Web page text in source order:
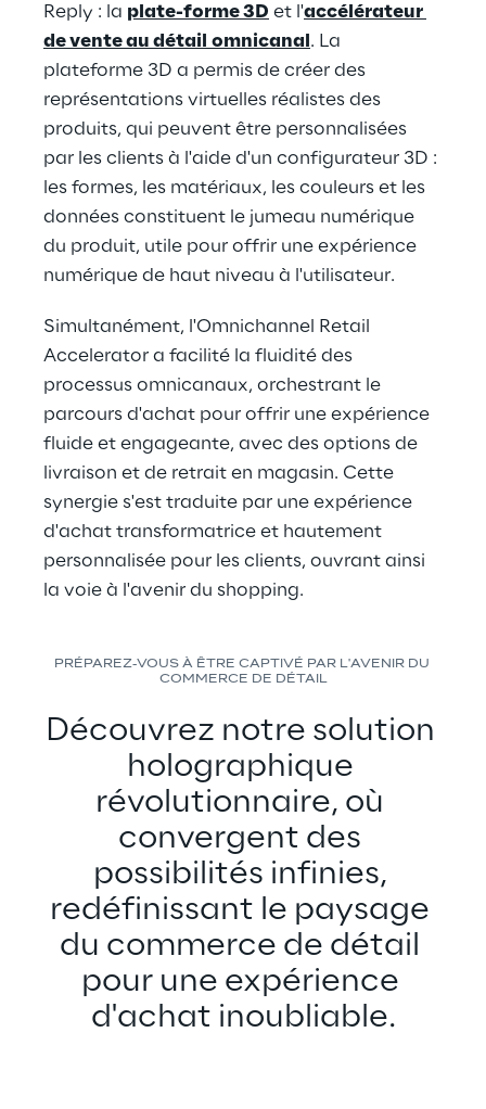
Reply : la plate-forme 3D et l'accélérateur
de vente au détail omnicanal . La
plateforme 3D a permis de créer des
représentations virtuelles réalistes des
produits, qui peuvent être personnalisées
par les clients à l'aide d'un configurateur 3D :
les formes, les matériaux, les couleurs et les
données constituent le jumeau numérique
du produit, utile pour offrir une expérience
numérique de haut niveau à l'utilisateur.
Simultanément, l'Omnichannel Retail
Accelerator a facilité la fluidité des
processus omnicanaux, orchestrant le
parcours d'achat pour offrir une expérience
fluide et engageante, avec des options de
livraison et de retrait en magasin. Cette
synergie s'est traduite par une expérience
d'achat transformatrice et hautement
personnalisée pour les clients, ouvrant ainsi
la voie à l'avenir du shopping.
PRÉPAREZ-VOUS À ÊTRE CAPTIVÉ PAR L'AVENIR DU
COMMERCE DE DÉTAIL
Découvrez notre solution
holographique
révolutionnaire, où
convergent des
possibilités infinies,
redéfinissant le paysage
du commerce de détail
pour une expérience
d'achat inoubliable.